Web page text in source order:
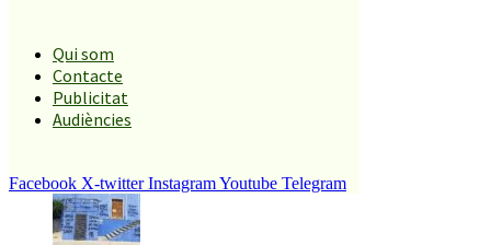
Qui som
Contacte
Publicitat
Audiències
Facebook X-twitter InstagramYoutube Telegram
El més llegit
1
ESPORTS CAP DE SETMANA